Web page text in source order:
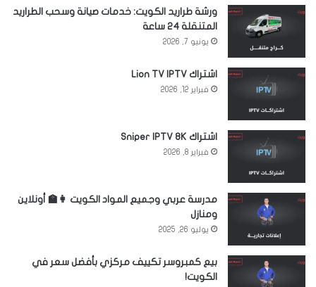
ورشة طراريد الكويت: خدمات صيانة وسحب الطراريد
المتنقلة 24 ساعة
يونيو 7, 2026
اشتراك Lion TV IPTV
فبراير 12, 2026
اشتراك Sniper IPTV 8K
فبراير 8, 2026
مدرسة عربي وجميع المواد الكويت 👩‍🏫 أونلاين
ومنازل
يوليو 26, 2025
بيع كمبروسر تكييف مركزي بأفضل سعر في
الكويت!